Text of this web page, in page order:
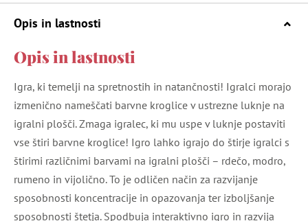
Opis in lastnosti
Opis in lastnosti
Igra, ki temelji na spretnostih in natančnosti! Igralci morajo
izmenično nameščati barvne kroglice v ustrezne luknje na
igralni plošči. Zmaga igralec, ki mu uspe v luknje postaviti
vse štiri barvne kroglice! Igro lahko igrajo do štirje igralci s
štirimi različnimi barvami na igralni plošči – rdečo, modro,
rumeno in vijolično. To je odličen način za razvijanje
sposobnosti koncentracije in opazovanja ter izboljšanje
sposobnosti štetja. Spodbuja interaktivno igro in razvija